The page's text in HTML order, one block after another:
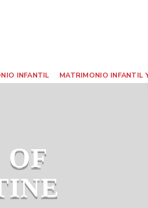
OF
INFANTIL MATRIMONIO INFANTIL